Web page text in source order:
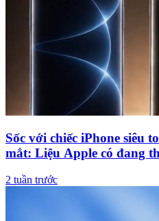
Sốc với chiếc iPhone siêu
mắt: Liệu Apple có đang
2 tuần trước